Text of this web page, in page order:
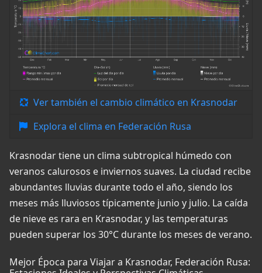
Ver también el cambio climático en Krasnodar
Explora el clima en Federación Rusa
Krasnodar tiene un clima subtropical húmedo con
veranos calurosos e inviernos suaves. La ciudad recibe
abundantes lluvias durante todo el año, siendo los
meses más lluviosos típicamente junio y julio. La caída
de nieve es rara en Krasnodar, y las temperaturas
pueden superar los 30°C durante los meses de verano.
Mejor Época para Viajar a Krasnodar, Federación Rusa: